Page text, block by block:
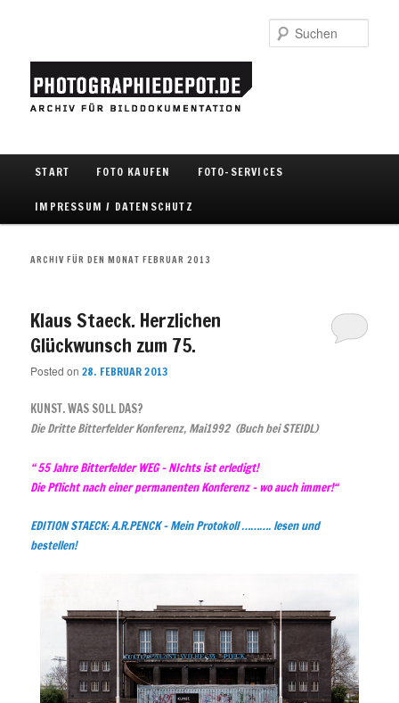
Zum Inhalt wechseln
Zum sekundären Inhalt wechseln
START FOTO KAUFEN FOTO-SERVICES
IMPRESSUM / DATENSCHUTZ
ARCHIV FÜR DEN MONATFEBRUAR 2013
Klaus Staeck. Herzlichen
Glückwunsch zum 75.
Posted on28. FEBRUAR 2013
KUNST. WAS SOLL DAS?
Die Dritte Bitterfelder Konferenz, Mai1992 (Buch bei STEIDL)
“ 55 Jahre Bitterfelder WEG – NIchts ist erledigt!
Die Pflicht nach einer permanenten Konferenz – wo auch immer!“
EDITION STAECK: A.R.PENCK – Mein Protokoll ………. lesen und
bestellen!